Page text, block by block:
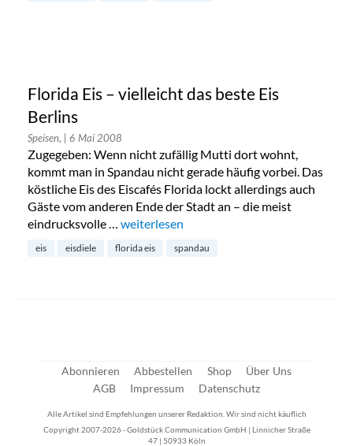
Florida Eis – vielleicht das beste Eis
Berlins
Speisen, | 6 Mai 2008
Zugegeben: Wenn nicht zufällig Mutti dort wohnt,
kommt man in Spandau nicht gerade häufig vorbei. Das
köstliche Eis des Eiscafés Florida lockt allerdings auch
Gäste vom anderen Ende der Stadt an – die meist
eindrucksvolle … „Florida Eis – vielleicht das beste Eis
weiterlesen
eis eisdiele florida eis spandau
Abonnieren Abbestellen Shop
Über Uns
AGB
Impressum Datenschutz
Alle Artikel sind Empfehlungen unserer Redaktion. Wir sind nicht käuflich
Copyright 2007-2026 - Goldstück Communication GmbH | Linnicher Straße
47 | 50933 Köln